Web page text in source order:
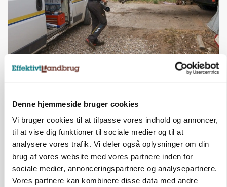
Denne hjemmeside bruger cookies
Vi bruger cookies til at tilpasse vores indhold og annoncer,
til at vise dig funktioner til sociale medier og til at
analysere vores trafik. Vi deler også oplysninger om din
brug af vores website med vores partnere inden for
sociale medier, annonceringspartnere og analysepartnere.
Vores partnere kan kombinere disse data med andre
PLANTER
Loading...